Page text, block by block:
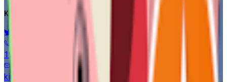
KẾT NỐI VỚI CHÚNG TÔI
1900 6134
kinhdoanh@visnam.com